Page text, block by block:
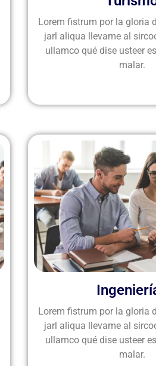
Lorem fistrum por la gloria
jarl aliqua llevame al
ullamco qué dise usteer
malar.
Lorem fistrum por la gloria
jarl aliqua llevame al
ullamco qué dise usteer
malar.